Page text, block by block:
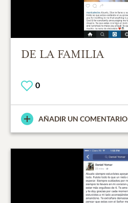
DE LA FAMILIA
0
AÑADIR UN COMENTARIO